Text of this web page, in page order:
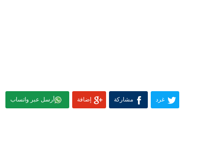
غرد مشاركة إضافة أرسل عبر واتساب